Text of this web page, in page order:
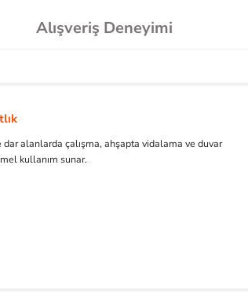
Alışveriş Deneyimi
dar alanlarda çalışma, ahşapta vidalama ve duvar
kullanım sunar.